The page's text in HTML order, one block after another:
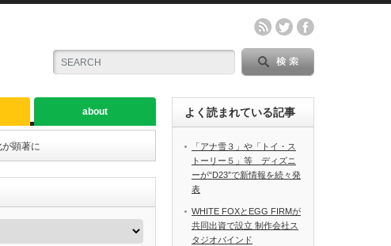
about
顕著に
よく読まれている記事
「アナ雪３」や「トイ・ス
トーリー５」等 ディズニ
ーが“D23”で新情報を続々発
表
WHITE FOXとEGG FIRMが
共同出資で設立 制作会社ス
タジオバインド